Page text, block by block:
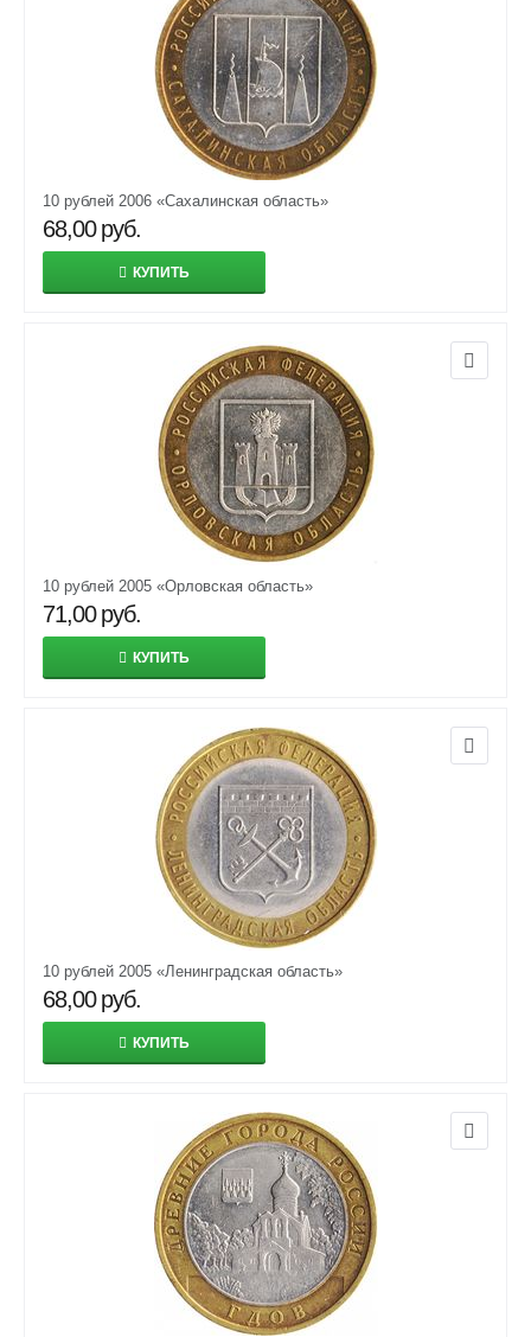
10 рублей 2006 «Сахалинская область»
68,00 руб.
КУПИТЬ
10 рублей 2005 «Орловская область»
71,00 руб.
КУПИТЬ
10 рублей 2005 «Ленинградская область»
68,00 руб.
КУПИТЬ